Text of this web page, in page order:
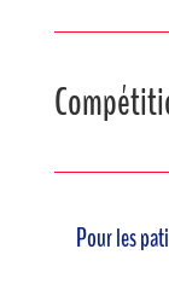
Pour les